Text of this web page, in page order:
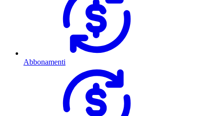
Abbonamenti